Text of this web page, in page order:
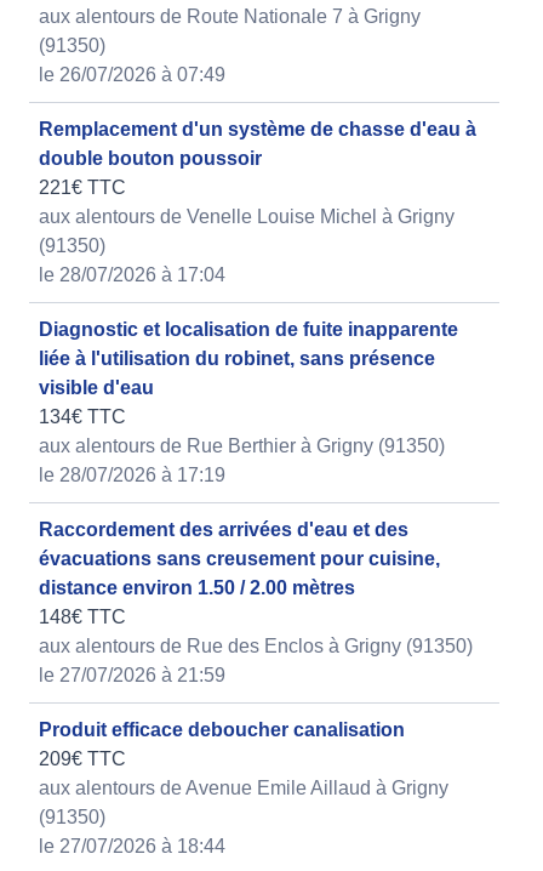
aux alentours de Route Nationale 7 à Grigny
(91350)
le 26/07/2026 à 07:49
Remplacement d'un système de chasse d'eau à
double bouton poussoir
221€ TTC
aux alentours de Venelle Louise Michel à Grigny
(91350)
le 28/07/2026 à 17:04
Diagnostic et localisation de fuite inapparente
liée à l'utilisation du robinet, sans présence
visible d'eau
134€ TTC
aux alentours de Rue Berthier à Grigny (91350)
le 28/07/2026 à 17:19
Raccordement des arrivées d'eau et des
évacuations sans creusement pour cuisine,
distance environ 1.50 / 2.00 mètres
148€ TTC
aux alentours de Rue des Enclos à Grigny (91350)
le 27/07/2026 à 21:59
Produit efficace deboucher canalisation
209€ TTC
aux alentours de Avenue Emile Aillaud à Grigny
(91350)
le 27/07/2026 à 18:44